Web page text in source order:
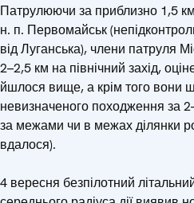
Патрулюючи за приблизно 1,5 км
н. п. Первомайськ
від Луганська), члени патруля
2–2,5 км на північний захід,
йшлося вище, а крім того вони
невизначеного походження за
за межами чи в межах ділянки
вдалося).
4 вересня безпілотний